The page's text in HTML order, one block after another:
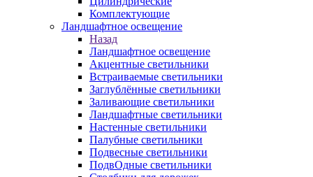
Комплектующие
Ландшафтное освещение
Назад
Ландшафтное освещение
Акцентные светильники
Встраиваемые светильники
Заглублённые светильники
Заливающие светильники
Ландшафтные светильники
Настенные светильники
Палубные светильники
Подвесные светильники
ПодвОдные светильники